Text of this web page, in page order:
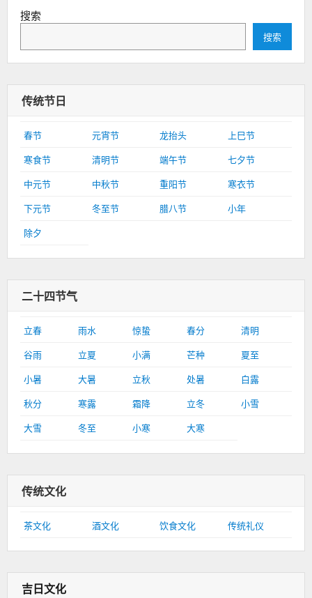
搜索
搜索
传统节日
春节 元宵节 龙抬头
上巳节
寒食节
清明节 端午节
七夕节
中元节
中秋节 重阳节
寒衣节
下元节
冬至节 腊八节
小年
除夕
二十四节气
立春 雨水 惊蛰 春分
清明
谷雨
立夏 小满 芒种
夏至
小暑
大暑 立秋 处暑
白露
秋分
寒露 霜降 立冬
小雪
大雪
冬至 小寒 大寒
传统文化
茶文化 酒文化 饮食文化 传统礼仪
吉日文化